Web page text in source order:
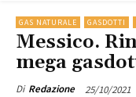
GAS NATURALE GASDOTTI
Messico.
mega
Di Redazione 25/10/2021